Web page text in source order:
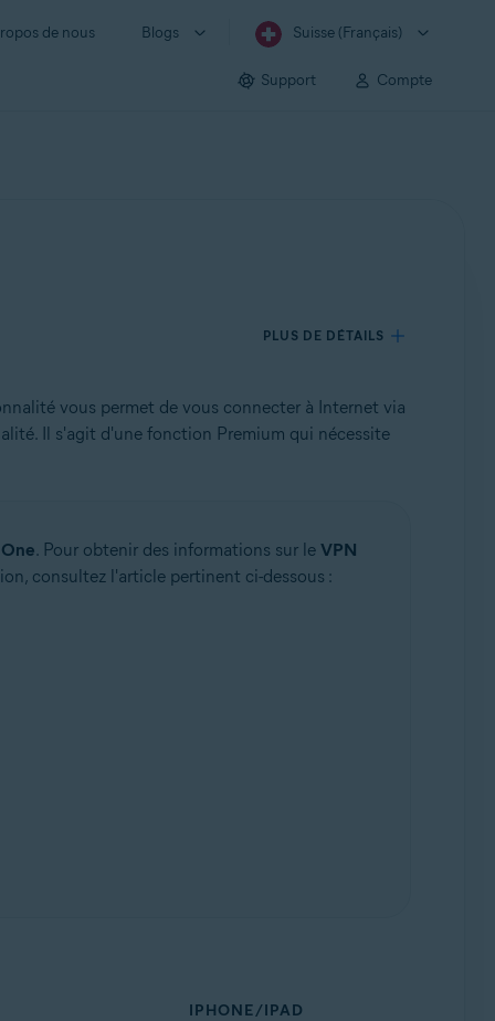
de nous Blogs Suisse (Français)
Support Compte
PLUS DE DÉTAILS
vous permet de vous connecter à Internet via
Il s'agit d'une fonction Premium qui nécessite
. Pour obtenir des informations sur le VPN
consultez l'article pertinent ci-dessous :
IPHONE/IPAD